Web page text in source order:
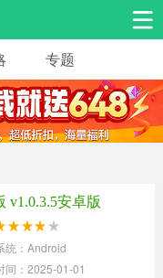
手游工具
益智休闲
专题
v1.0.3.5安卓版
统：Android
间：2025-01-01